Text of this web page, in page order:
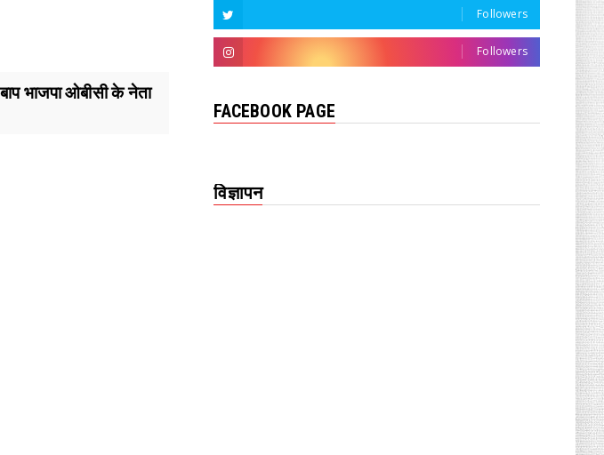
भाजपा ओबीसी के नेता
Followers
Followers
FACEBOOK PAGE
विज्ञापन